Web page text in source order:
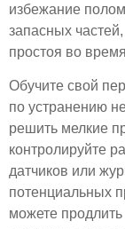
избежание
запасных
простоя во
Обучите свой
по устранению
решить мелкие
контролируйте
датчиков или
потенциальных
можете